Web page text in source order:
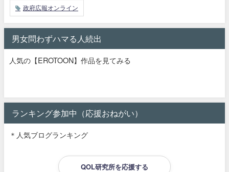
政府広報オンライン
男女問わずハマる人続出
人気の【EROTOON】作品を見てみる
ランキング参加中（応援おねがい）
＊人気ブログランキング
QOL研究所を応援する